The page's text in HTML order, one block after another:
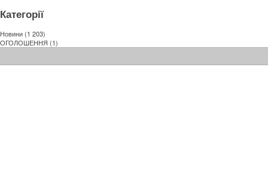
Категорії
Новини (1 203)
ОГОЛОШЕННЯ (1)